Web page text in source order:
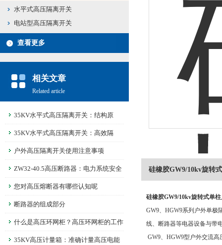
水平式高压隔离开关
电站型高压隔离开关
查看更多
相关文章
Related article
35KV水平式高压隔离开关：结构原
理、选型要点一次讲清楚！
35KV水平式高压隔离开关：高效隔
离，确保电力维护作业安全无忧
户外高压隔离开关使用注意事项
ZW32-40.5高压断路器：电力系统安全
的守护者
您对高压熔断器有哪些认知呢
断路器的组成部分
什么是高压环网柜？高压环网柜的工作
原理35KV高压计量箱：准确计量高压电能
硅橡胶GW9/10kv旋转
硅橡胶GW9/10kv旋转式单
GW9、HGW9系列户外单极
线、断路器等电器设备与带
GW9、HGW9型户外交流